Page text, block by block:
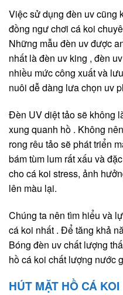
Việc sử dụng đèn uv cũng
đồng ngư chơi cá koi
Những mẫu đèn uv được
nhất là đèn uv king , đèn
nhiều mức công xuất và
nuôi dễ dàng lưa chọn uv
Đèn UV diệt tảo sẽ không
xung quanh hồ . Không
rong rêu tảo sẽ phát triển
bám tùm lum rất xấu và
cho cá koi stress, ảnh
lên màu lại.
Chúng ta nên tìm hiểu và
cá koi nhất . Để tăng khả
Bóng đèn uv chất lượng
hồ cá koi chất lượng nước
HÚT MẶT HỒ CÁ KOI